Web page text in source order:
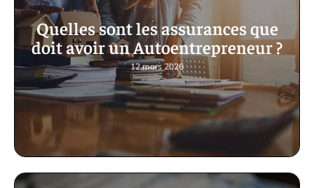
Quelles sont les assurances que
doit avoir un Autoentrepreneur ?
12 mars 2026